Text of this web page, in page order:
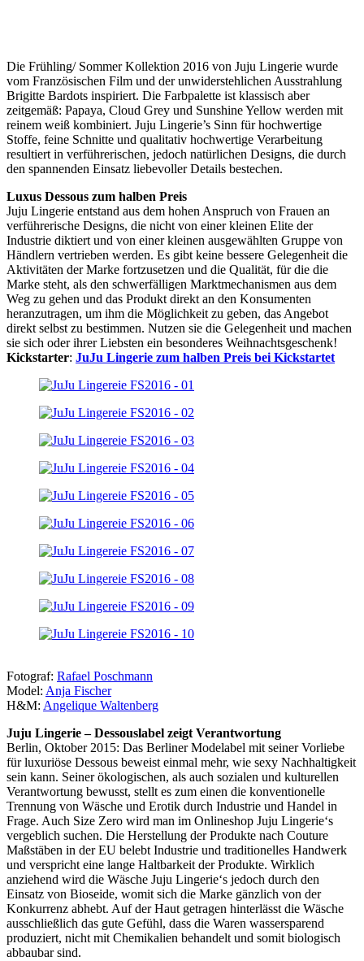
Die Frühling/ Sommer Kollektion 2016 von Juju Lingerie wurde
vom Französischen Film und der unwiderstehlichen Ausstrahlung
Brigitte Bardots inspiriert. Die Farbpalette ist klassisch aber
zeitgemäß: Papaya, Cloud Grey und Sunshine Yellow werden mit
reinem weiß kombiniert. Juju Lingerie’s Sinn für hochwertige
Stoffe, feine Schnitte und qualitativ hochwertige Verarbeitung
resultiert in verführerischen, jedoch natürlichen Designs, die durch
den spannenden Einsatz liebevoller Details bestechen.
Luxus Dessous zum halben Preis
Juju Lingerie entstand aus dem hohen Anspruch von Frauen an
verführerische Designs, die nicht von einer kleinen Elite der
Industrie diktiert und von einer kleinen ausgewählten Gruppe von
Händlern vertrieben werden. Es gibt keine bessere Gelegenheit die
Aktivitäten der Marke fortzusetzen und die Qualität, für die die
Marke steht, als den schwerfälligen Marktmechanismen aus dem
Weg zu gehen und das Produkt direkt an den Konsumenten
heranzutragen, um ihm die Möglichkeit zu geben, das Angebot
direkt selbst zu bestimmen. Nutzen sie die Gelegenheit und machen
sie sich oder ihrer Liebsten ein besonderes Weihnachtsgeschenk!
Kickstarter: JuJu Lingerie zum halben Preis bei Kickstartet
Fotograf: Rafael Poschmann
Model: Anja Fischer
H&M: Angelique Waltenberg
Juju Lingerie – Dessouslabel zeigt Verantwortung
Berlin, Oktober 2015: Das Berliner Modelabel mit seiner Vorliebe
für luxuriöse Dessous beweist einmal mehr, wie sexy Nachhaltigkeit
sein kann. Seiner ökologischen, als auch sozialen und kulturellen
Verantwortung bewusst, stellt es zum einen die konventionelle
Trennung von Wäsche und Erotik durch Industrie und Handel in
Frage. Auch Size Zero wird man im Onlineshop Juju Lingerie‘s
vergeblich suchen. Die Herstellung der Produkte nach Couture
Maßstäben in der EU belebt Industrie und traditionelles Handwerk
und verspricht eine lange Haltbarkeit der Produkte. Wirklich
anziehend wird die Wäsche Juju Lingerie‘s jedoch durch den
Einsatz von Bioseide, womit sich die Marke gänzlich von der
Konkurrenz abhebt. Auf der Haut getragen hinterlässt die Wäsche
ausschließlich das gute Gefühl, dass die Waren wassersparend
produziert, nicht mit Chemikalien behandelt und somit biologisch
abbaubar sind.